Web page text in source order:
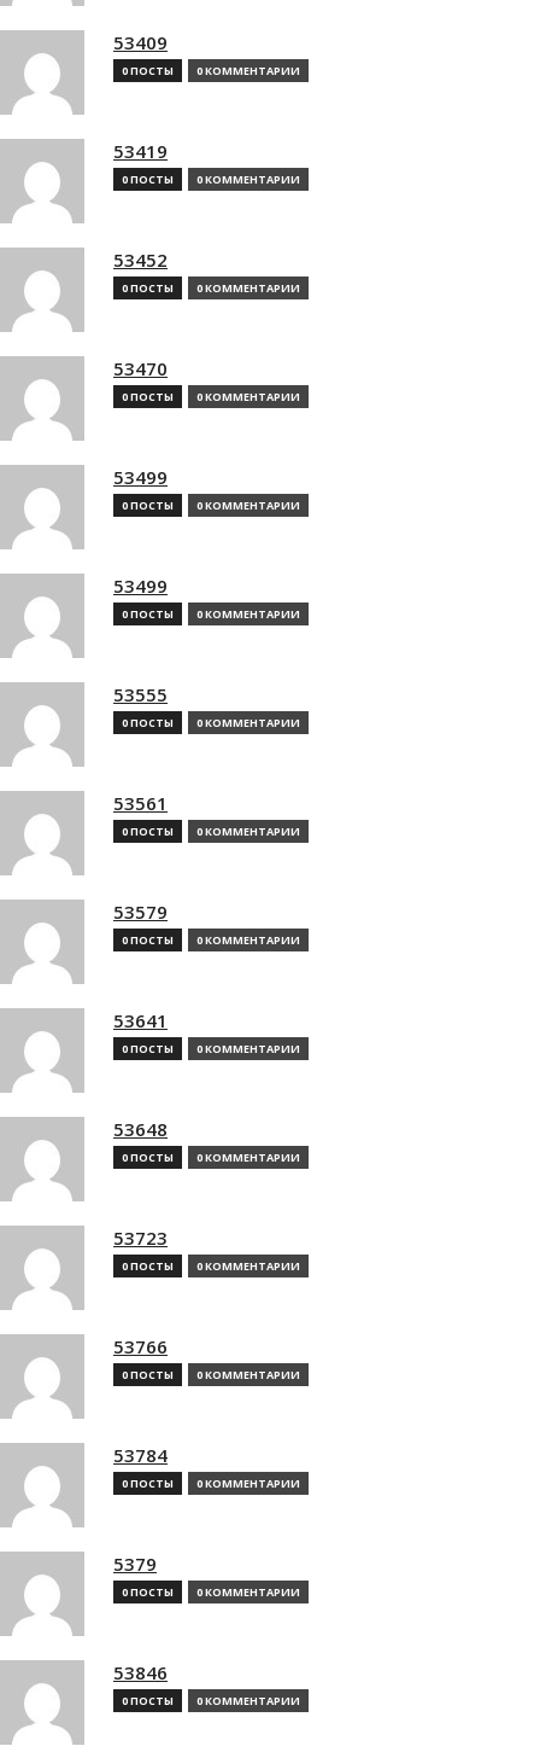
53409
0 ПОСТЫ 0 КОММЕНТАРИИ
53419
0 ПОСТЫ 0 КОММЕНТАРИИ
53452
0 ПОСТЫ 0 КОММЕНТАРИИ
53470
0 ПОСТЫ 0 КОММЕНТАРИИ
53499
0 ПОСТЫ 0 КОММЕНТАРИИ
53499
0 ПОСТЫ 0 КОММЕНТАРИИ
53555
0 ПОСТЫ 0 КОММЕНТАРИИ
53561
0 ПОСТЫ 0 КОММЕНТАРИИ
53579
0 ПОСТЫ 0 КОММЕНТАРИИ
53641
0 ПОСТЫ 0 КОММЕНТАРИИ
53648
0 ПОСТЫ 0 КОММЕНТАРИИ
53723
0 ПОСТЫ 0 КОММЕНТАРИИ
53766
0 ПОСТЫ 0 КОММЕНТАРИИ
53784
0 ПОСТЫ 0 КОММЕНТАРИИ
5379
0 ПОСТЫ 0 КОММЕНТАРИИ
53846
0 ПОСТЫ 0 КОММЕНТАРИИ